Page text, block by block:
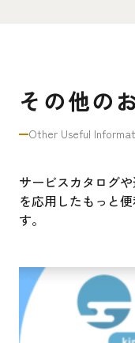
その他の
Other Useful
サービスカタログ
を応用したもっと
す。